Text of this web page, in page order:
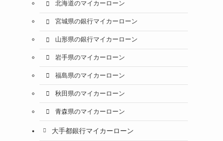
北海道のマイカーローン
宮城県の銀行マイカーローン
山形県の銀行マイカーローン
岩手県のマイカーローン
福島県のマイカーローン
秋田県のマイカーローン
青森県のマイカーローン
大手都銀行マイカーローン